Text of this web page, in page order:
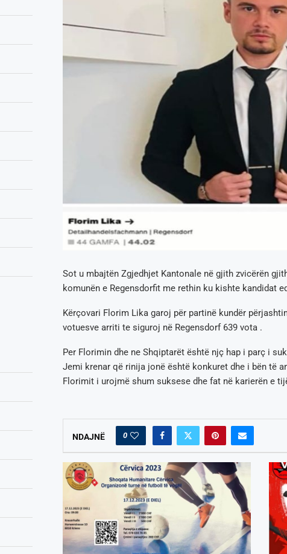
Sot u mbajtën Zgjedhjet Kantonale në gjith zvicërën
komunën e Regensdorfit me rethin ku kishte kandidat
Kërçovari Florim Lika garoj për partinë kundër
votuesve arriti te siguroj në Regensdorf 639 vota .
Per Florimin dhe ne Shqiptarët është njç hap i parç i
Jemi krenar që rinija jonë është konkuret dhe i bën të
Florimit i urojmë shum suksese dhe fat në karierën e
NDAJNË 0